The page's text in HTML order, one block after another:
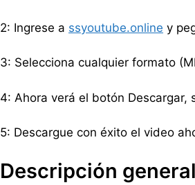
2: Ingrese a ssyoutube.online y
3: Selecciona cualquier formato
4: Ahora verá el botón Descargar,
5: Descargue con éxito el video
Descripción